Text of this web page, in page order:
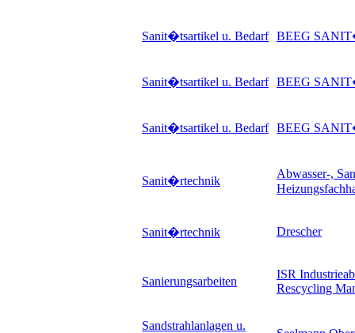
Sanit�tsartikel u. Bedarf BEEG
Sanit�tsartikel u. Bedarf BEEG
Sanit�tsartikel u. Bedarf BEEG
Sanit�rtechnik
Abwasser-,
Sanit�rtechnik Drescher
Sanierungsarbeiten
ISR
Rescycling
Sandstrahlanlagen u.